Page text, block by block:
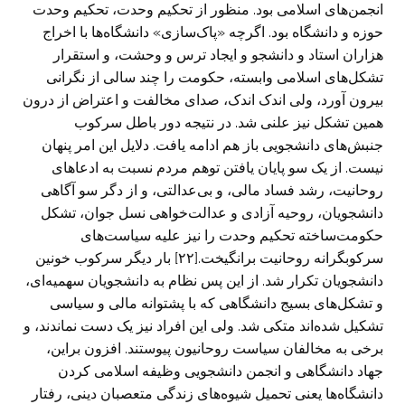
انجمن‌های اسلامی بود. منظور از تحکیم وحدت، تحکیم وحدت
حوزه و دانشگاه بود. اگرچه «پاک‌سازی» دانشگاه‌ها با اخراج
هزاران استاد و دانشجو و ایجاد ترس و وحشت، و استقرار
تشکل‌های اسلامی وابسته، حکومت را چند سالی از نگرانی
بیرون آورد، ولی اندک اندک، صدای مخالفت و اعتراض از درون
همین تشکل نیز علنی شد. در نتیجه دور باطل سرکوب
جنبش‌های دانشجویی باز هم ادامه یافت. دلایل این امر پنهان
نیست. از یک سو پایان یافتن توهم مردم نسبت به ادعا‌های
روحانیت، رشد فساد مالی، و بی‌عدالتی، و از دگر سو آگاهی
دانشجویان، روحیه آزادی و عدالت‌خواهی نسل جوان، تشکل
حکومت‌ساخته تحکیم وحدت را نیز علیه سیاست‌های
سرکوبگرانه روحانیت برانگیخت.[۲۲] بار دیگر سرکوب خونین
دانشجویان تکرار شد. از این پس نظام به دانشجویان سهمیه‌ای،
و تشکل‌های بسیج دانشگاهی که با پشتوانه مالی و سیاسی
تشکیل شده‌اند متکی شد. ولی این افراد نیز یک دست نماندند، و
برخی به مخالفان سیاست روحانیون پیوستند. افزون براین،
جهاد دانشگاهی و انجمن دانشجویی وظیفه اسلامی کردن
دانشگاه‌ها یعنی تحمیل شیوه‌های زندگی متعصبان دینی، رفتار